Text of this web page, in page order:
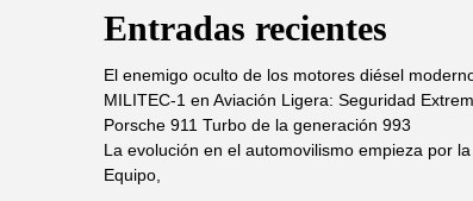
Entradas recientes
El enemigo oculto de los motores diésel
MILITEC-1 en Aviación Ligera: Seguridad
Porsche 911 Turbo de la generación 993
La evolución en el automovilismo empieza por
Equipo,